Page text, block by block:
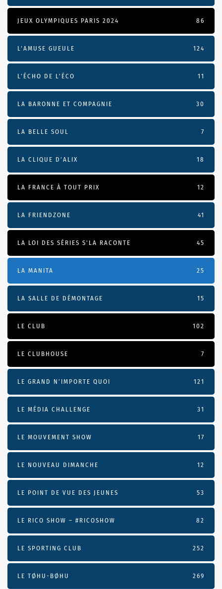
JEUX OLYMPIQUES PARIS 2024 86
L'AMUSE GUEULE 124
L’ÉCHO DE L’ÉCO 11
LA BARONNE ET COMPAGNIE 30
LA BELLE SOUL 7
LA CLIQUE D'ALIX 18
LA FRANCE À TOUT PRIX 12
LA FRIENDZONE 41
LA LOI DES SÉRIES S'LA RACONTE 45
LA MANITA 25
LA SALLE DE DÉMONTAGE 15
LE CLUB 102
LE CLUBHOUSE 7
LE GRAND N’IMPORTE QUOI 121
LE MÉDIA CHALLENGE 31
LE MOUVEMENT SHOW 17
LE NOUVEAU DIMANCHE 12
LE POINT DE VUE DES JEUNES 53
LE RICO SHOW – #RICOSHOW 82
LE SPORTING CLUB 252
LE TØHU-BØHU 269